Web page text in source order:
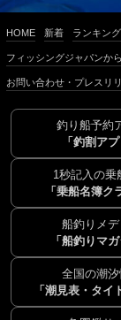
HOME 新着 ランキング
フィッシングジャパンか
お問い合わせ・プレスリ
釣り船予約
「釣割アプ
1秒記入の乗
「乗船名簿ク
船釣りメデ
「船釣りマガ
全国の潮汐
「潮見表・タイ